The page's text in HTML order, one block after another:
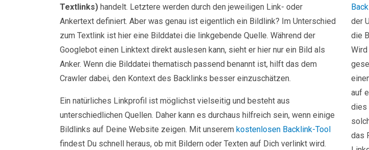
Textlinks) handelt. Letztere werden durch den jeweiligen Link- oder
Ankertext definiert. Aber was genau ist eigentlich ein Bildlink? Im Unterschied
zum Textlink ist hier eine Bilddatei die linkgebende Quelle. Während der
Googlebot einen Linktext direkt auslesen kann, sieht er hier nur ein Bild als
Anker. Wenn die Bilddatei thematisch passend benannt ist, hilft das dem
Crawler dabei, den Kontext des Backlinks besser einzuschätzen.
Ein natürliches Linkprofil ist möglichst vielseitig und besteht aus
unterschiedlichen Quellen. Daher kann es durchaus hilfreich sein, wenn einige
Bildlinks auf Deine Website zeigen. Mit unserem kostenlosen Backlink-Tool
findest Du schnell heraus, ob mit Bildern oder Texten auf Dich verlinkt wird.
der
die
auf
dies
das